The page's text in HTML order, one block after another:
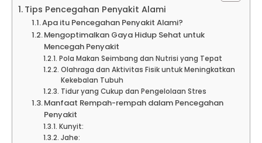
Tips Pencegahan Penyakit Alami
Apa itu Pencegahan Penyakit Alami?
Mengoptimalkan Gaya Hidup Sehat untuk
Mencegah Penyakit
Pola Makan Seimbang dan Nutrisi yang Tepat
Olahraga dan Aktivitas Fisik untuk Meningkatkan
Kekebalan Tubuh
Tidur yang Cukup dan Pengelolaan Stres
Manfaat Rempah-rempah dalam Pencegahan
Penyakit
Kunyit:
Jahe: